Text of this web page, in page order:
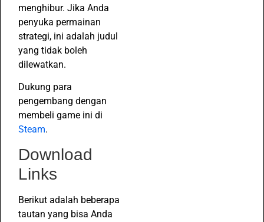
menghibur. Jika Anda
penyuka permainan
strategi, ini adalah judul
yang tidak boleh
dilewatkan.
Dukung para
pengembang dengan
membeli game ini di
Steam.
Download
Links
Berikut adalah beberapa
tautan yang bisa Anda